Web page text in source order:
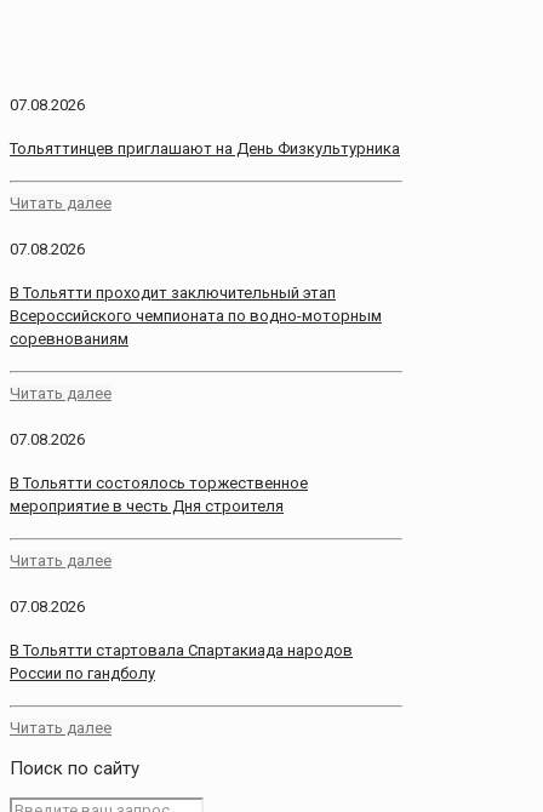
07.08.2026
Тольяттинцев приглашают на День Физкультурника
Читать далее
07.08.2026
В Тольятти проходит заключительный этап
Всероссийского чемпионата по водно-моторным
соревнованиям
Читать далее
07.08.2026
В Тольятти состоялось торжественное
мероприятие в честь Дня строителя
Читать далее
07.08.2026
В Тольятти стартовала Спартакиада народов
России по гандболу
Читать далее
Поиск по сайту